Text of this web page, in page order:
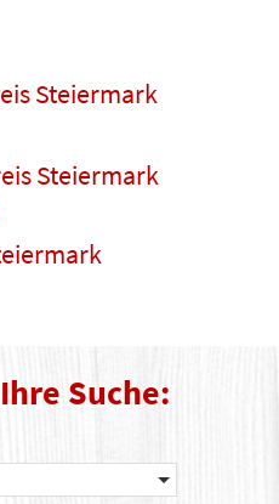
Steiermark
Steiermark
Suche: